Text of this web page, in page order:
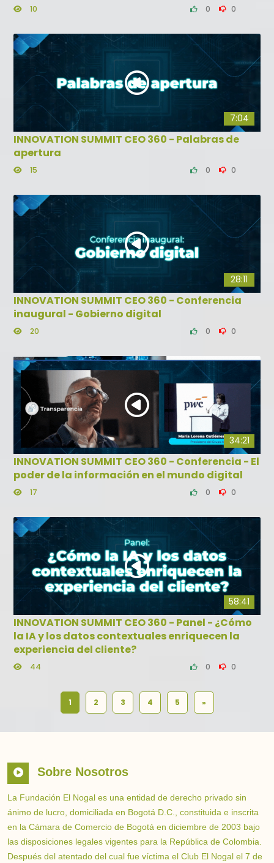
10 0 0
7:04
INNOVATION SUMMIT CEO 360 - Palabras de
apertura
15 0 0
28:11
INNOVATION SUMMIT CEO 360 - Conferencia
inaugural - Gobierno digital
20 0 0
34:21
INNOVATION SUMMIT CEO 360 - Conferencia - El
poder de la información en el mundo digital
17 0 0
58:41
INNOVATION SUMMIT CEO 360 - Panel - ¿Cómo
la IA y los datos contextuales enriquecen la
experiencia del cliente?
44 0 0
1 2 3 4 5 »
Sobre Nosotros
La Fundación El Nogal es una entidad de derecho privado sin
ánimo de lucro, domiciliada en Bogotá D.C., constituida e inscrita
en la Cámara de Comercio de Bogotá en diciembre de 2003 bajo
las disposiciones legales vigentes para la República de Colombia.
Después del atentado del cual fue víctima el Club El Nogal el 7 de